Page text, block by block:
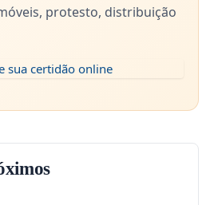
protesto, distribuição